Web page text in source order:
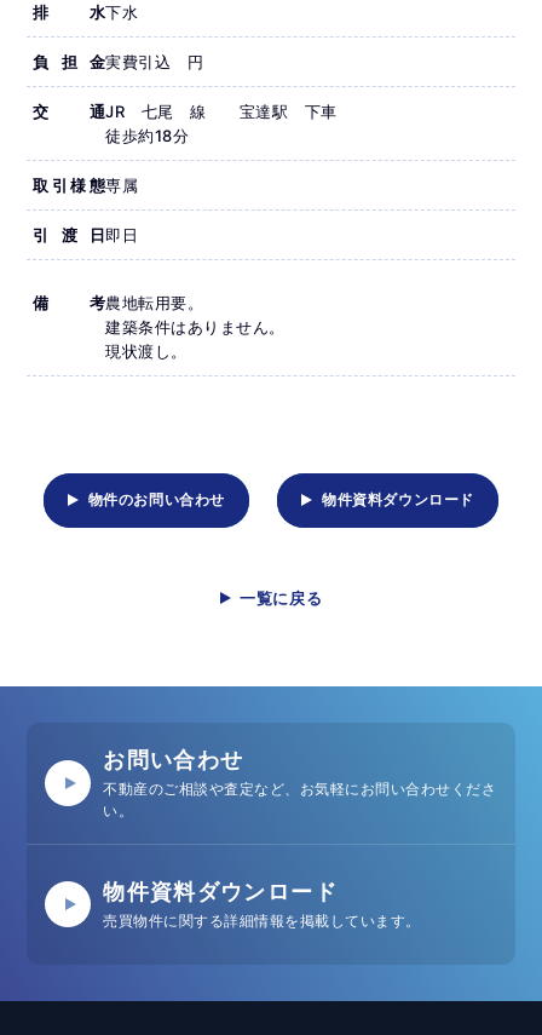
排水下水
負担金実費引込 円
交通JR 七尾 線 宝達駅 下車
徒歩約18分
取引様態専属
引渡日即日
備考農地転用要。
建築条件はありません。
現状渡し。
物件のお問い合わせ 物件資料ダウンロード
一覧に戻る
お問い合わせ
不動産のご相談や査定など、お気軽にお問い合わせくださ
い。
物件資料ダウンロード
売買物件に関する詳細情報を掲載しています。